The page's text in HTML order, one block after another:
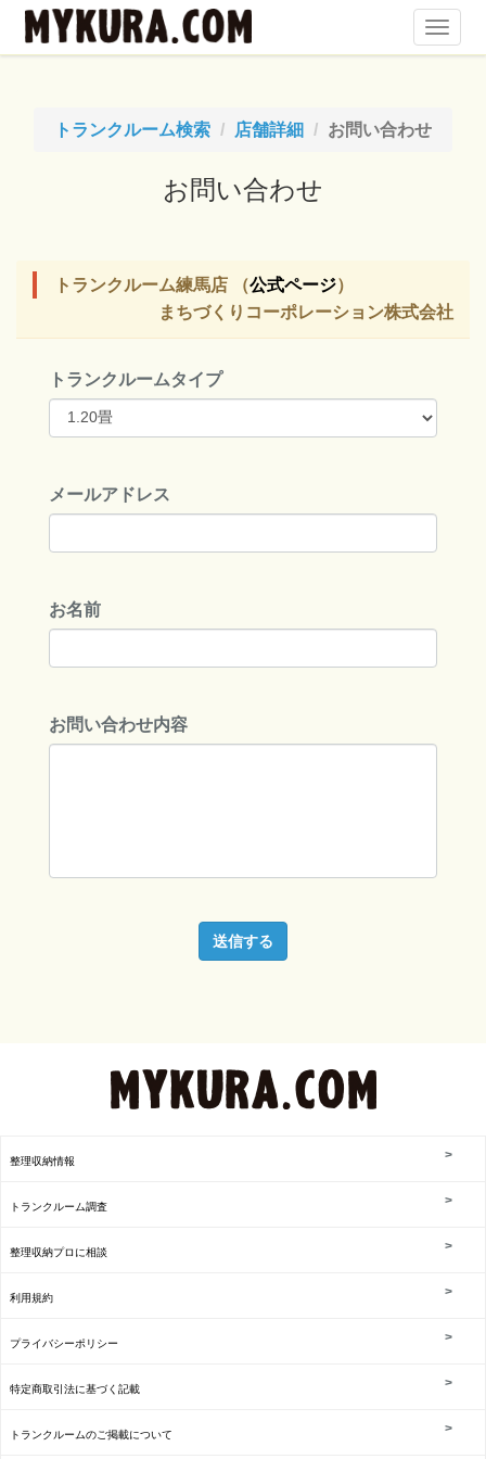
トランクルーム検索 店舗詳細 お問い合わせ
お問い合わせ
トランクルーム練馬店 （公式ページ）
まちづくりコーポレーション株式会社
トランクルームタイプ
メールアドレス
お名前
お問い合わせ内容
送信する
整理収納情報
トランクルーム調査
整理収納プロに相談
利用規約
プライバシーポリシー
特定商取引法に基づく記載
トランクルームのご掲載について